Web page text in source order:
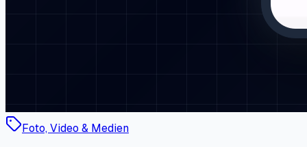
Foto, Video & Medien